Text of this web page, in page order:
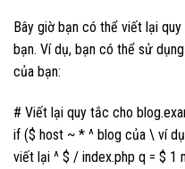
Bây giờ bạn có thể viết lại
bạn. Ví dụ, bạn có thể sử
của bạn:
# Viết lại quy tắc cho
if ($ host ~ * ^ blog của \ ví
viết lại ^ $ / index.php q = $ 1